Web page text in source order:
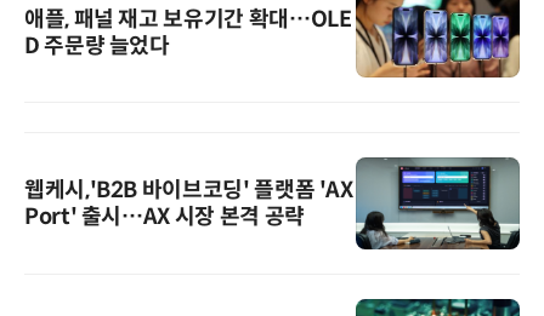
애플, 패널 재고 보유기간 확대…OLE
D 주문량 늘었다
웹케시,'B2B 바이브코딩' 플랫폼 'AX
Port' 출시…AX 시장 본격 공략